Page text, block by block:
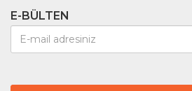
E-BÜLTEN